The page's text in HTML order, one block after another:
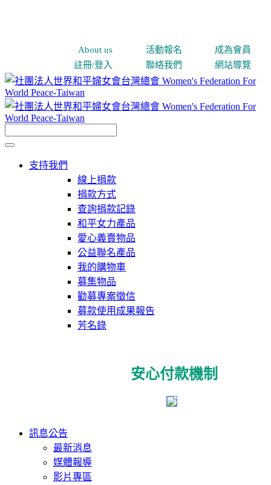
About us 活動報名
成為會員
註冊/登入
聯絡我們 網站導覽
支持我們
線上捐款
捐款方式
查詢捐款記錄
和平女力產品
愛心義賣物品
公益聯名產品
我的購物車
募集物品
勸募專案徵信
募款使用成果報告
芳名錄
安心付款機制
訊息公告
最新消息
媒體報導
影片專區